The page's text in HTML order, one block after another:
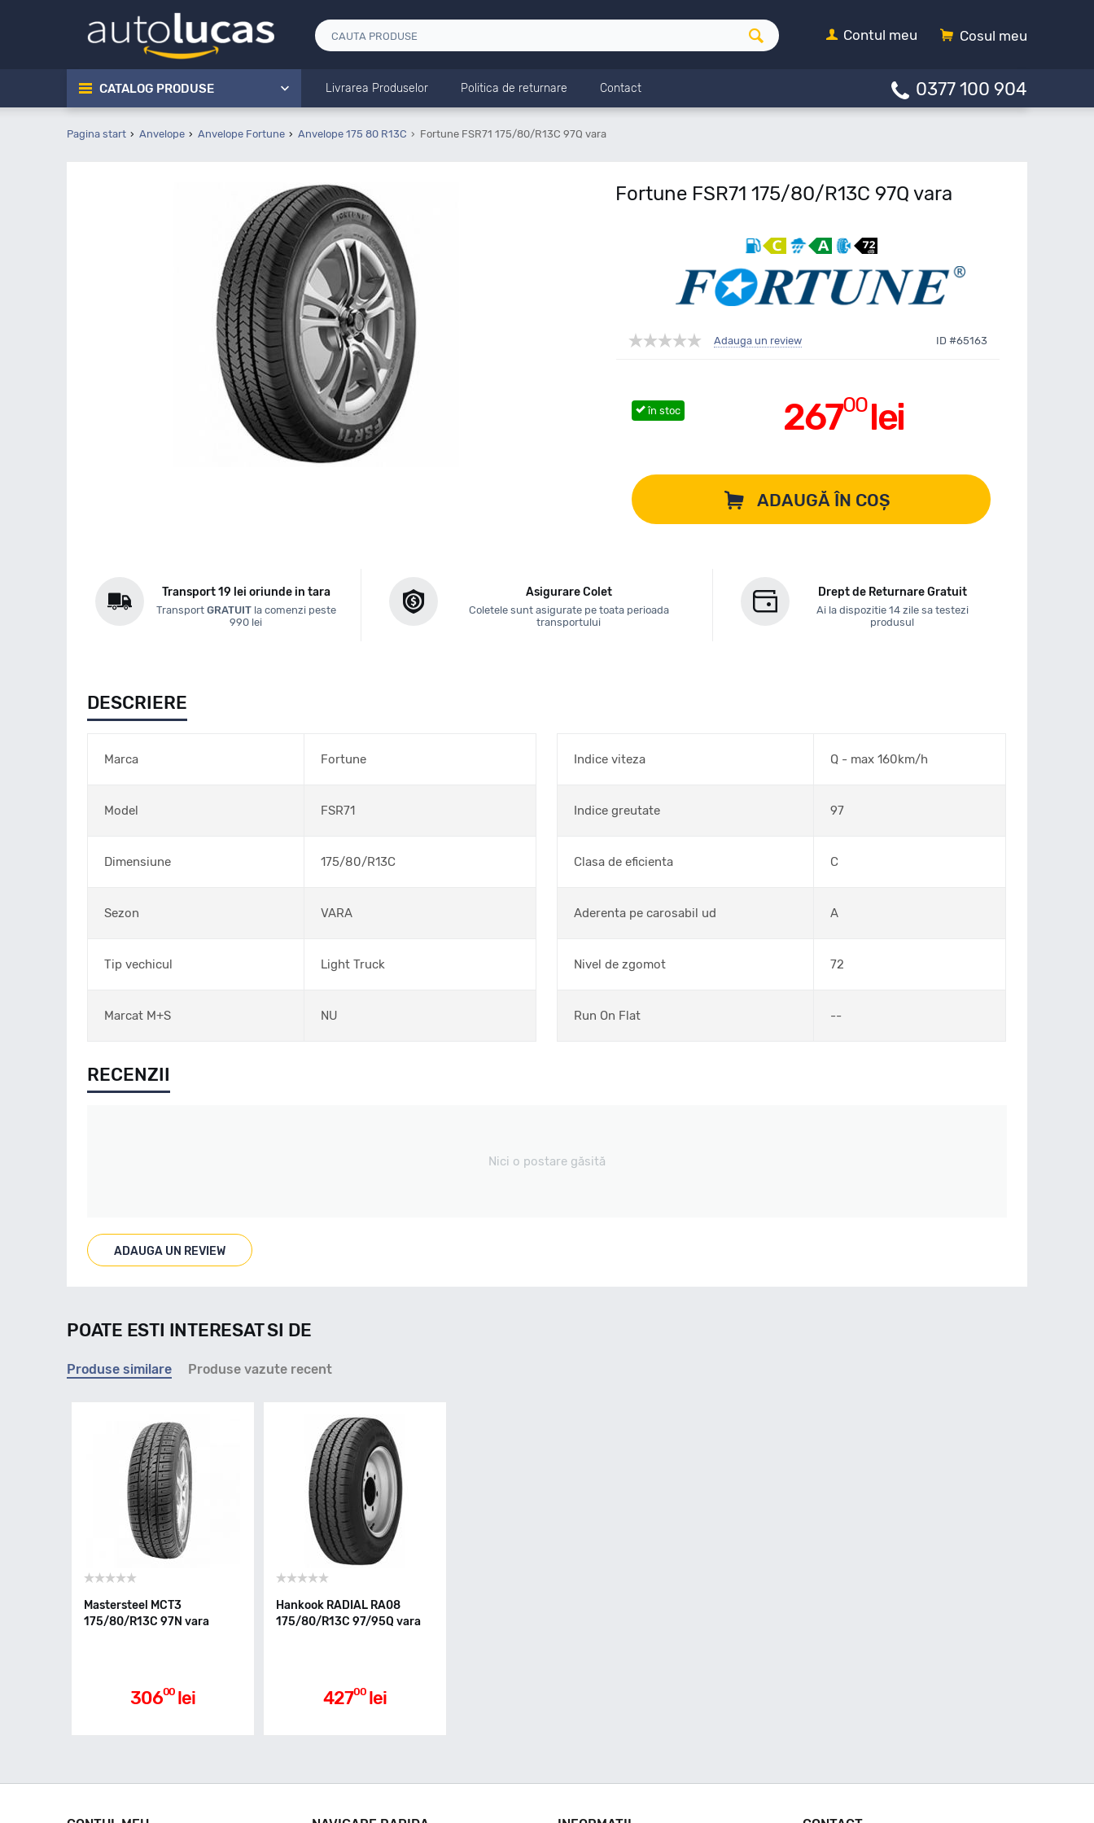
Cosul meu
Contul meu
CATALOG PRODUSE Livrarea Produselor Politica de returnare Contact 0377 100 904
Pagina start Anvelope Anvelope Fortune Anvelope 175 80 R13C Fortune FSR71 175/80/R13C 97Q vara
Fortune FSR71 175/80/R13C 97Q vara
Adauga un review ID #65163
26700lei
în stoc
ADAUGĂ ÎN COȘ
Transport 19 lei oriunde in tara
Transport GRATUITla comenzi peste
990 lei
Asigurare Colet
Coletele sunt asigurate pe toata perioada
transportului
Drept de Returnare Gratuit
Ai la dispozitie 14 zile sa testezi
produsul
DESCRIERE
Marca Fortune
Model FSR71
Dimensiune 175/80/R13C
Sezon VARA
Tip vechicul Light Truck
Marcat M+S NU
Indice viteza Q - max 160km/h
Indice greutate 97
Clasa de eficienta C
Aderenta pe carosabil ud A
Nivel de zgomot 72
Run On Flat --
RECENZII
Nici o postare găsită
ADAUGA UN REVIEW
POATE ESTI INTERESAT SI DE
Produse similare Produse vazute recent
Mastersteel MCT3
175/80/R13C 97N vara
30600 lei
Hankook RADIAL RA08
175/80/R13C 97/95Q vara
42700 lei